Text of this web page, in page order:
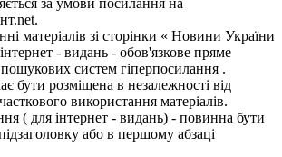
матеріалів зі сторінки « Новини України
інтернет - видань - обов'язкове пряме
пошукових систем гіперпосилання .
бути розміщена в незалежності від
використання матеріалів.
( для інтернет - видань) - повинна бути
або в першому абзаці